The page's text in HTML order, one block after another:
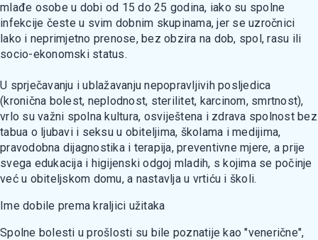
mlađe osobe u dobi od 15 do 25 godina, iako su spolne
infekcije česte u svim dobnim skupinama, jer se uzročnici
lako i neprimjetno prenose, bez obzira na dob, spol, rasu ili
socio-ekonomski status.
U sprječavanju i ublažavanju nepopravljivih posljedica
(kronična bolest, neplodnost, sterilitet, karcinom, smrtnost),
vrlo su važni spolna kultura, osviještena i zdrava spolnost bez
tabua o ljubavi i seksu u obiteljima, školama i medijima,
pravodobna dijagnostika i terapija, preventivne mjere, a prije
svega edukacija i higijenski odgoj mladih, s kojima se počinje
već u obiteljskom domu, a nastavlja u vrtiću i školi.
Ime dobile prema kraljici užitaka
Spolne bolesti u prošlosti su bile poznatije kao "venerične",